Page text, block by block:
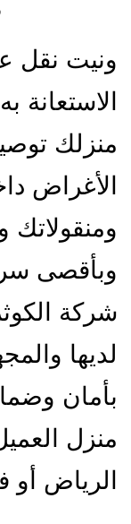
ونيت نقل
منزلك
الأغراض
ومنقولاتك
وبأقصى
شركة
لديها
بأمان
منزل
الرياض